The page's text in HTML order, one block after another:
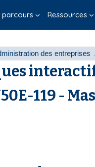
parcours Ressources
des entreprises
119 -